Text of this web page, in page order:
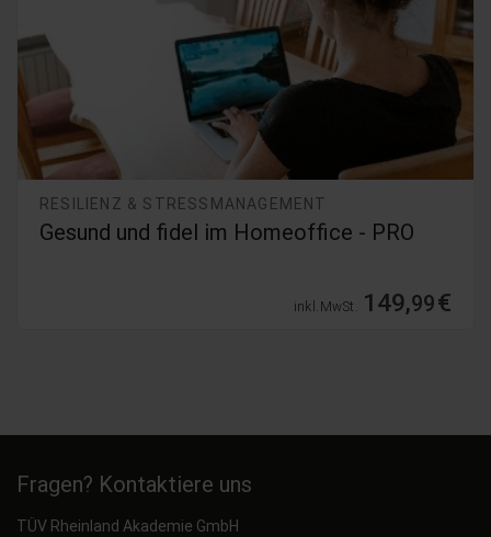
RESILIENZ & STRESSMANAGEMENT
Stress- und Burnoutprävention
inkl. MwSt. 34,99€
Fragen? Kontaktiere uns
TÜV Rheinland Akademie GmbH